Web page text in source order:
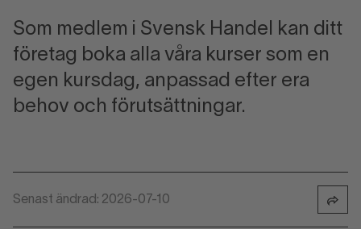
Som medlem i Svensk Handel kan ditt
företag boka alla våra kurser som en
egen kursdag, anpassad efter era
behov och förutsättningar.
Senast ändrad: 2026-07-10